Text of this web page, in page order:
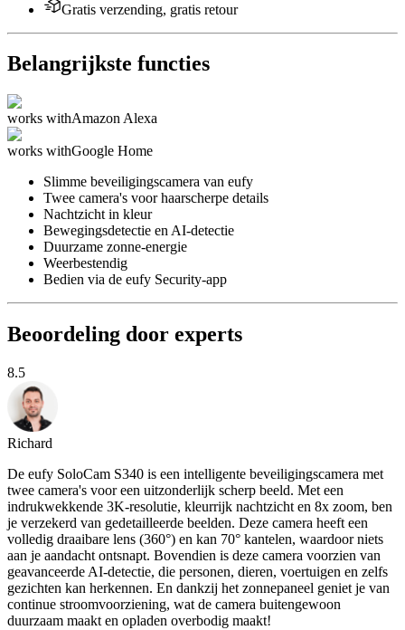
Gratis verzending, gratis retour
Belangrijkste functies
works withAmazon Alexa
works withGoogle Home
Slimme beveiligingscamera van eufy
Twee camera's voor haarscherpe details
Nachtzicht in kleur
Bewegingsdetectie en AI-detectie
Duurzame zonne-energie
Weerbestendig
Bedien via de eufy Security-app
Beoordeling door experts
8.5
Richard
De eufy SoloCam S340 is een intelligente beveiligingscamera met
twee camera's voor een uitzonderlijk scherp beeld. Met een
indrukwekkende 3K-resolutie, kleurrijk nachtzicht en 8x zoom, ben
je verzekerd van gedetailleerde beelden. Deze camera heeft een
volledig draaibare lens (360°) en kan 70° kantelen, waardoor niets
aan je aandacht ontsnapt. Bovendien is deze camera voorzien van
geavanceerde AI-detectie, die personen, dieren, voertuigen en zelfs
gezichten kan herkennen. En dankzij het zonnepaneel geniet je van
continue stroomvoorziening, wat de camera buitengewoon
duurzaam maakt en opladen overbodig maakt!